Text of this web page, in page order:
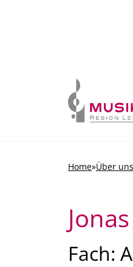
Home»Über uns
Fach: